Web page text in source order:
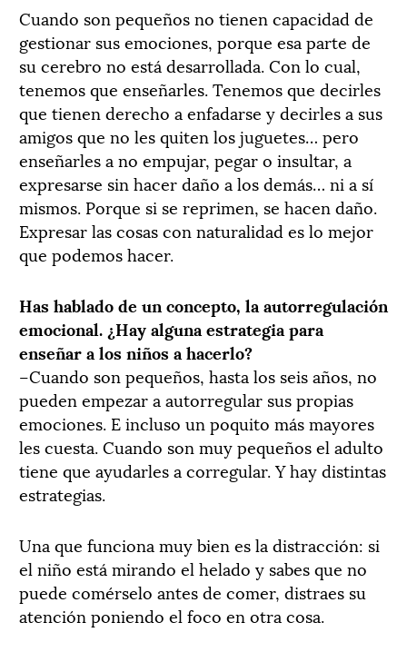
Cuando son pequeños no tienen capacidad de
gestionar sus emociones, porque esa parte de
su cerebro no está desarrollada. Con lo cual,
tenemos que enseñarles. Tenemos que decirles
que tienen derecho a enfadarse y decirles a sus
amigos que no les quiten los juguetes… pero
enseñarles a no empujar, pegar o insultar, a
expresarse sin hacer daño a los demás… ni a sí
mismos. Porque si se reprimen, se hacen daño.
Expresar las cosas con naturalidad es lo mejor
que podemos hacer.
Has hablado de un concepto, la autorregulación
emocional. ¿Hay alguna estrategia para
enseñar a los niños a hacerlo?
–Cuando son pequeños, hasta los seis años, no
pueden empezar a autorregular sus propias
emociones. E incluso un poquito más mayores
les cuesta. Cuando son muy pequeños el adulto
tiene que ayudarles a corregular. Y hay distintas
estrategias.
Una que funciona muy bien es la distracción: si
el niño está mirando el helado y sabes que no
puede comérselo antes de comer, distraes su
atención poniendo el foco en otra cosa.